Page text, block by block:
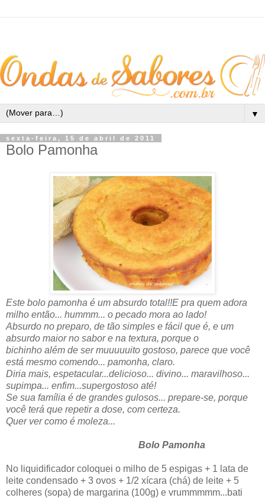
▼
sexta-feira, 15 de abril de 2011
Bolo Pamonha
Este bolo pamonha é um absurdo total!!E pra quem adora
milho então... hummm... o pecado mora ao lado!
Absurdo no preparo, de tão simples e fácil que é, e um
absurdo maior no sabor e na textura, porque o
bichinho além de ser muuuuuito gostoso, parece que você
está mesmo comendo... pamonha, claro.
Diria mais, espetacular...delicioso... divino... maravilhoso...
supimpa... enfim...supergostoso até!
Se sua família é de grandes gulosos... prepare-se, porque
você terá que repetir a dose, com certeza.
Quer ver como é moleza...
Bolo Pamonha
No liquidificador coloquei o milho de 5 espigas + 1 lata de
leite condensado + 3 ovos + 1/2 xícara (chá) de leite + 5
colheres (sopa) de margarina (100g) e vrummmmm...bati